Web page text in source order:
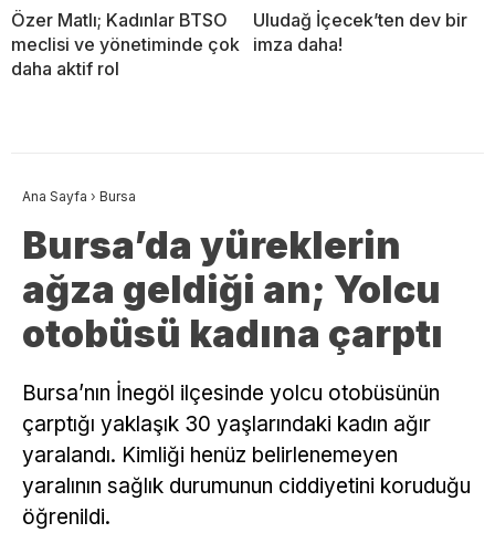
Özer Matlı; Kadınlar BTSO
meclisi ve yönetiminde çok
daha aktif rol
Uludağ İçecek’ten dev bir
imza daha!
Ana Sayfa › Bursa
Bursa’da yüreklerin
ağza geldiği an; Yolcu
otobüsü kadına çarptı
Bursa’nın İnegöl ilçesinde yolcu otobüsünün
çarptığı yaklaşık 30 yaşlarındaki kadın ağır
yaralandı. Kimliği henüz belirlenemeyen
yaralının sağlık durumunun ciddiyetini koruduğu
öğrenildi.